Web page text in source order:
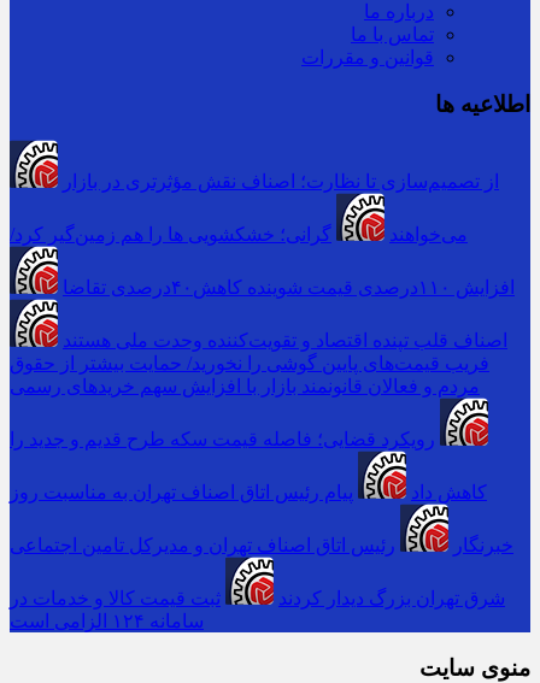
درباره ما
تماس با ما
قوانین و مقررات
اطلاعیه ها
از تصمیم‌سازی تا نظارت؛ اصناف نقش مؤثرتری در بازار
می‌خواهند گرانی؛ خشکشویی‌ ها را هم زمین‌گیر کرد/
افزایش ۱۱۰درصدی قیمت شوینده کاهش۴۰درصدی تقاضا
اصناف قلب تپنده اقتصاد و تقویت‌کننده وحدت ملی هستند
فریب قیمت‌های پایین گوشی را نخورید/ حمایت بیشتر از حقوق
مردم و فعالان قانونمند بازار با افزایش سهم خریدهای رسمی
رویکرد قضایی؛ فاصله قیمت سکه طرح قدیم و جدید را
کاهش داد پیام رئیس اتاق اصناف تهران به مناسبت روز
خبرنگار رئیس اتاق اصناف تهران و مدیرکل تامین اجتماعی
شرق تهران بزرگ دیدار کردند
ثبت قیمت کالا و خدمات در
سامانه ۱۲۴ الزامی است
منوی سایت